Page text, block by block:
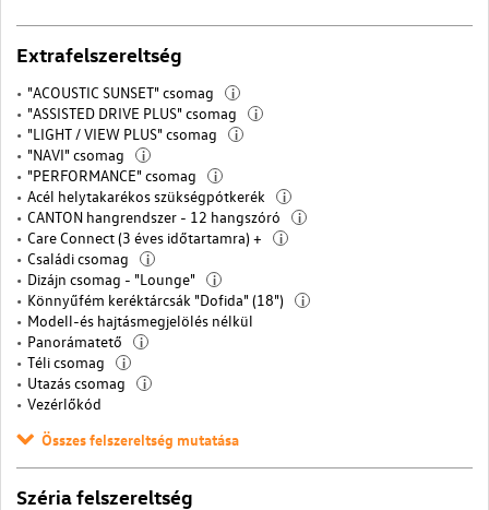
Extrafelszereltség
"ACOUSTIC SUNSET" csomag i
"ASSISTED DRIVE PLUS" csomag i
"LIGHT / VIEW PLUS" csomag i
"NAVI" csomag i
"PERFORMANCE" csomag i
Acél helytakarékos szükségpótkerék i
CANTON hangrendszer - 12 hangszóró i
Care Connect (3 éves időtartamra) + i
Családi csomag i
Dizájn csomag - "Lounge" i
Könnyűfém keréktárcsák "Dofida" (18") i
Modell-és hajtásmegjelölés nélkül
Panorámatető
i
Téli csomag i
Utazás csomag i
Vezérlőkód
Összes felszereltség mutatása
Széria felszereltség